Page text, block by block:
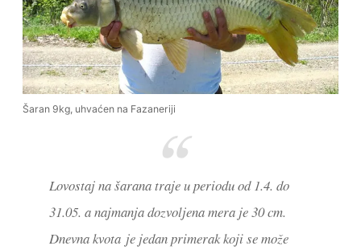
Šaran 9kg, uhvaćen na Fazaneriji
Lovostaj na šarana traje u periodu od 1.4. do
31.05. a najmanja dozvoljena mera je 30 cm.
Dnevna kvota je jedan primerak koji se može